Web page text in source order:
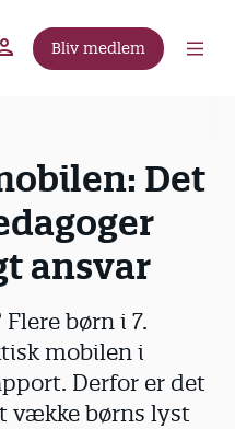
Bliv medlem
Det
ansvar
børn i 7.
mobilen i
Derfor er det
vække børns lyst